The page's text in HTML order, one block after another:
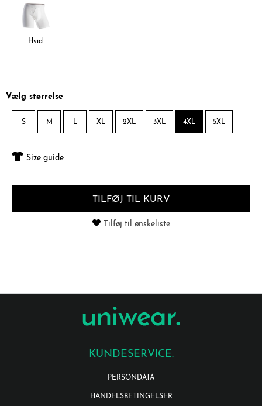
Hvid
Vælg størrelse
S M L XL 2XL 3XL 4XL 5XL
Size guide
TILFØJ TIL KURV
Tilføj til ønskeliste
KUNDESERVICE.
PERSONDATA
HANDELSBETINGELSER